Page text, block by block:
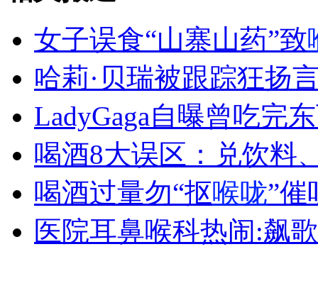
山西运城恶犬咬伤多人 警民合力深夜将其击毙
女孩北京地铁殴打老人 痛下狠手拳打脚踢
无痛分娩是否安全 医生回应
外交部：反对强权政治霸凌主义
外交部：有关国家言论片面不公正
女子误食“山寨山药”致
哈莉·贝瑞被跟踪狂扬
LadyGaga自曝曾吃完
喝酒8大误区：兑饮料
喝酒过量勿“抠喉咙”催
医院耳鼻喉科热闹:飙